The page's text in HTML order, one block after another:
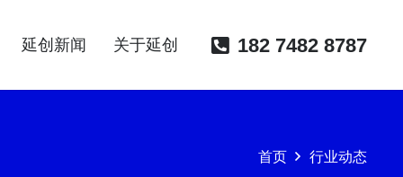
延创新闻 关于延创 182 7482 8787
首页 行业动态